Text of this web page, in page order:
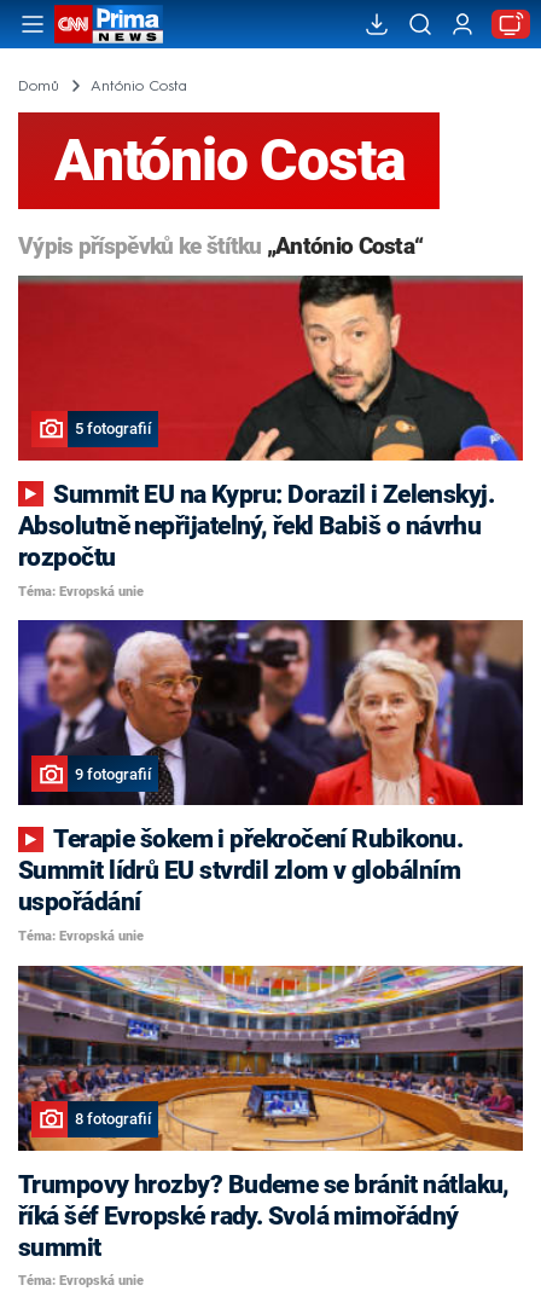
Domů António Costa
António Costa
Výpis příspěvků ke štítku „António Costa“
5 fotografií
Summit EU na Kypru: Dorazil i Zelenskyj.
Absolutně nepřijatelný, řekl Babiš o návrhu
rozpočtu
Téma: Evropská unie
9 fotografií
Terapie šokem i překročení Rubikonu.
Summit lídrů EU stvrdil zlom v globálním
uspořádání
Téma: Evropská unie
8 fotografií
Trumpovy hrozby? Budeme se bránit nátlaku,
říká šéf Evropské rady. Svolá mimořádný
summit
Téma: Evropská unie